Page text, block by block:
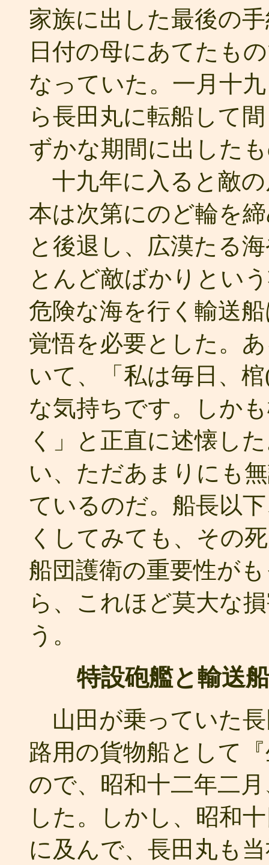
家族に出した最後の
日付の母にあてたも
なっていた。一月十
ら長田丸に転船して
ずかな期間に出した
十九年に入ると敵
本は次第にのど輪を
と後退し、広漠たる
とんど敵ばかりとい
危険な海を行く輸送
覚悟を必要とした。
いて、「私は毎日、
な気持ちです。しか
く」と正直に述懐し
い、ただあまりにも
ているのだ。船長以
くしてみても、その
船団護衛の重要性が
ら、これほど莫大な
う。
特設砲艦と輸送船
山田が乗っていた長
路用の貨物船として
ので、昭和十二年二
した。しかし、昭和
に及んで、長田丸も